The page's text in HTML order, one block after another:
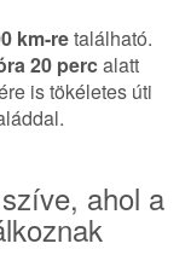
km-retalálható.
20 percalatt
is tökéletes úti
ahol a